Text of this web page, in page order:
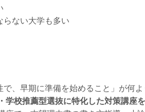
ない大学も多い
、早期に準備を始めること」が何よ
校推薦型選抜に特化した対策講座